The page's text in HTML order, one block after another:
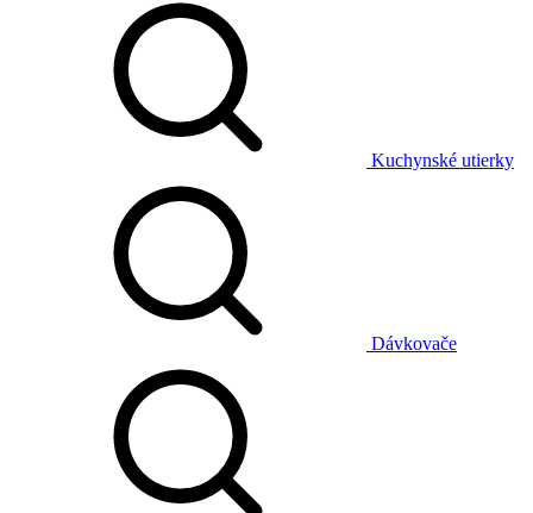
Kuchynské utierky
Dávkovače